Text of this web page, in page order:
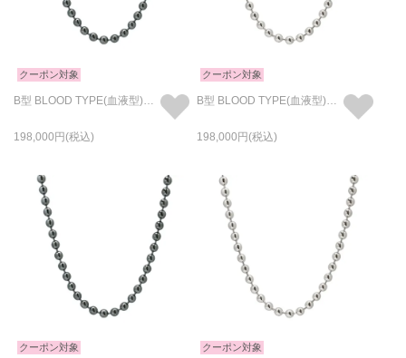
クーポン対象
198,000
クーポン対象
198,000
クーポン対象 クーポン対象